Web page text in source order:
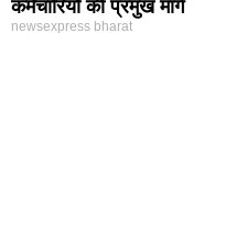
कर्मचारियों की प्रमुख मांगें
newsexpress bharat